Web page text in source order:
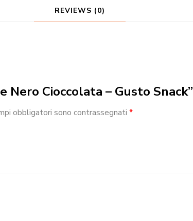
REVIEWS (0)
Cioccolata – Gusto Snack”
obbligatori sono contrassegnati *